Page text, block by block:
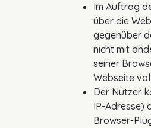
Im Auftrag
über die
gegenüber
nicht mit
seiner
Webseite
Der Nutzer
IP-Adresse)
Browser-